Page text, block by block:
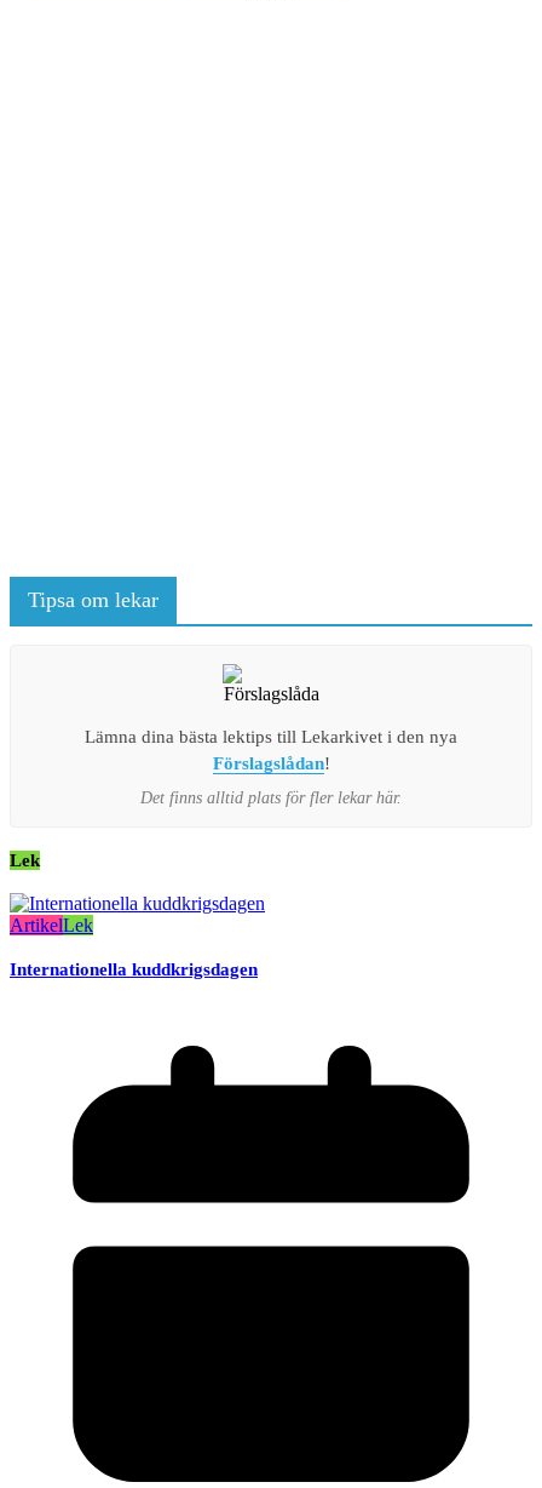
Tipsa om lekar
Lämna dina bästa lektips till Lekarkivet i den nya
Förslagslådan!
Det finns alltid plats för fler lekar här.
Lek
ArtikelLek
Internationella kuddkrigsdagen